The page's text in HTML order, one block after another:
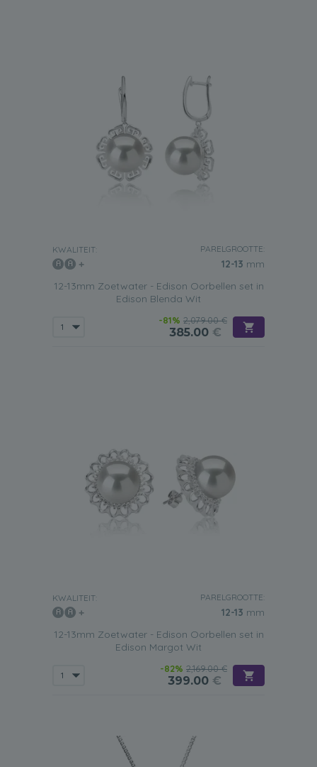
KWALITEIT: PARELGROOTTE:
12-13 mm
12-13mm Zoetwater - Edison Oorbellen set in
Edison Blenda Wit
-81% 2,079.00 €
385.00 €
KWALITEIT: PARELGROOTTE:
12-13 mm
12-13mm Zoetwater - Edison Oorbellen set in
Edison Margot Wit
-82% 2,169.00 €
399.00 €